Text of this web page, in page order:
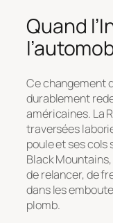
Quand
Ce changement
durablement
américaines. La
traversées
poule et ses cols
Black
de relancer, de
dans les
plomb.